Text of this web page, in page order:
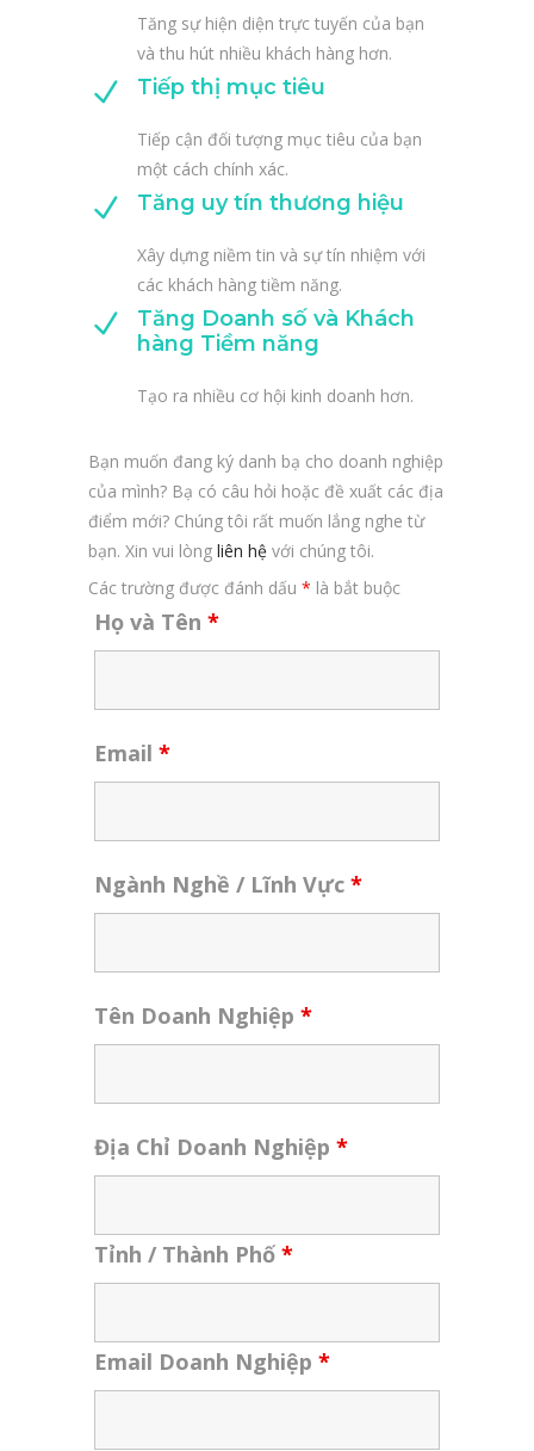
Tăng sự hiện diện trực tuyến của bạn
và thu hút nhiều khách hàng hơn.
Tiếp thị mục tiêu
Tiếp cận đối tượng mục tiêu của bạn
một cách chính xác.
Tăng uy tín thương hiệu
Xây dựng niềm tin và sự tín nhiệm với
các khách hàng tiềm năng.
Tăng Doanh số và Khách
hàng Tiềm năng
Tạo ra nhiều cơ hội kinh doanh hơn.
Bạn muốn đang ký danh bạ cho doanh nghiệp
của mình? Bạ có câu hỏi hoặc đề xuất các địa
điểm mới? Chúng tôi rất muốn lắng nghe từ
bạn. Xin vui lòng liên hệ với chúng tôi.
Các trường được đánh dấu * là bắt buộc
Họ và Tên *
Email *
Ngành Nghề / Lĩnh Vực *
Tên Doanh Nghiệp *
Địa Chỉ Doanh Nghiệp *
Tỉnh / Thành Phố *
Email Doanh Nghiệp *